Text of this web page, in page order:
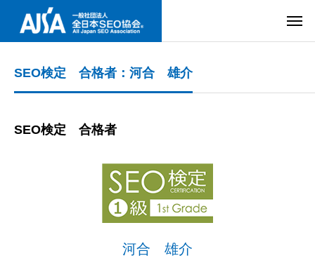
SEO検定 合格者：河合 雄介
SEO検定 合格者
河合 雄介